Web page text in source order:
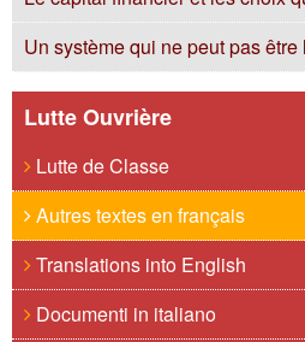
Un système qui ne peut pas
Lutte Ouvrière
Lutte de Classe
Autres textes en français
Translations into English
Documenti in italiano